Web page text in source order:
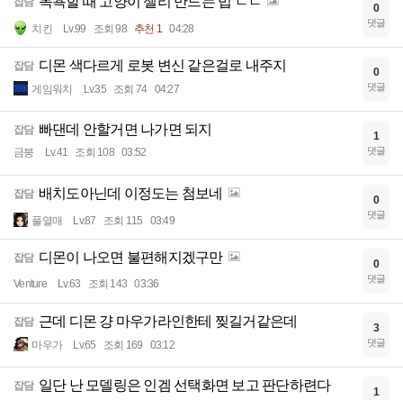
치킨 Lv.99 조회 98 추천 1 04:28
0
댓글
잡담 디몬 색다르게 로봇 변신 같은걸로 내주지
게임워치 Lv.35 조회 74 04:27
0
댓글
잡담 빠댄데 안할거면 나가면 되지
금붕 Lv.41 조회 108 03:52
1
댓글
잡담 배치도아닌데 이정도는 첨보네
풀열매 Lv.87 조회 115 03:49
0
댓글
잡담 디몬이 나오면 불편해지겠구만
Venture Lv.63 조회 143 03:36
0
댓글
잡담 근데 디몬 걍 마우가라인한테 찢길거같은데
마우가 Lv.65 조회 169 03:12
3
댓글
잡담 일단 난 모델링은 인겜 선택화면 보고 판단하련다 1